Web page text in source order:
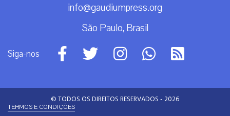
info@gaudiumpress.org
São Paulo, Brasil
Siga-nos
© TODOS OS DIREITOS RESERVADOS - 2026
TERMOS E CONDIÇÕES